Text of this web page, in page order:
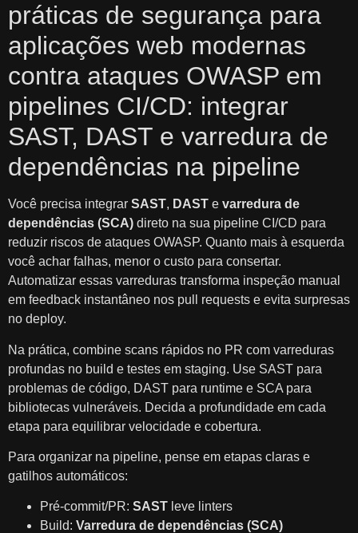
práticas de segurança para
aplicações web modernas
contra ataques OWASP em
pipelines CI/CD: integrar
SAST, DAST e varredura de
dependências na pipeline
Você precisa integrar SAST, DAST e varredura de
dependências (SCA) direto na sua pipeline CI/CD para
reduzir riscos de ataques OWASP. Quanto mais à esquerda
você achar falhas, menor o custo para consertar.
Automatizar essas varreduras transforma inspeção manual
em feedback instantâneo nos pull requests e evita surpresas
no deploy.
Na prática, combine scans rápidos no PR com varreduras
profundas no build e testes em staging. Use SAST para
problemas de código, DAST para runtime e SCA para
bibliotecas vulneráveis. Decida a profundidade em cada
etapa para equilibrar velocidade e cobertura.
Para organizar na pipeline, pense em etapas claras e
gatilhos automáticos:
Pré-commit/PR: SAST leve linters
Build: Varredura de dependências (SCA)